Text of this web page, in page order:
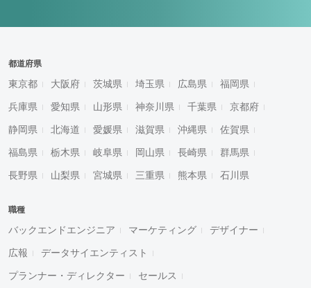
都道府県
東京都 大阪府 茨城県 埼玉県 広島県 福岡県
兵庫県 愛知県 山形県 神奈川県 千葉県 京都府
静岡県 北海道 愛媛県 滋賀県 沖縄県 佐賀県
福島県 栃木県 岐阜県 岡山県 長崎県 群馬県
長野県 山梨県 宮城県 三重県 熊本県 石川県
職種
バックエンドエンジニア マーケティング デザイナー
広報 データサイエンティスト
プランナー・ディレクター セールス